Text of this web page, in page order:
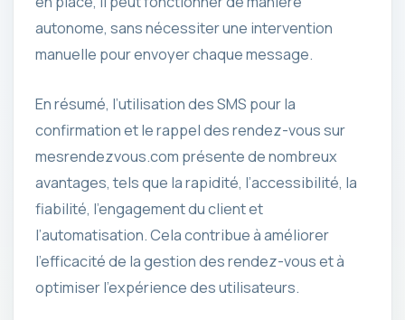
autonome, sans nécessiter une intervention
manuelle pour envoyer chaque message.
En résumé, l’utilisation des SMS pour la
confirmation et le rappel des rendez-vous sur
mesrendezvous.com présente de nombreux
avantages, tels que la rapidité, l’accessibilité, la
fiabilité, l’engagement du client et
l’automatisation. Cela contribue à améliorer
l’efficacité de la gestion des rendez-vous et à
optimiser l’expérience des utilisateurs.